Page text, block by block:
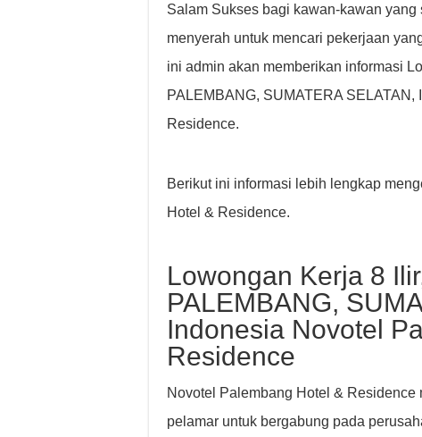
Salam Sukses bagi kawan-kawan
menyerah untuk mencari pekerjaan
ini admin akan memberikan informasi
PALEMBANG, SUMATERA
Residence.
Berikut ini informasi lebih lengkap
Hotel & Residence.
Lowongan Kerja 8
PALEMBANG,
Indonesia Novotel
Residence
Novotel Palembang Hotel &
pelamar untuk bergabung pada